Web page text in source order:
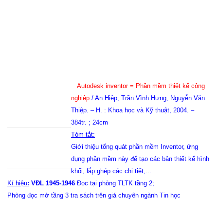
Autodesk inventor = Phần mềm thiết kế công
nghiệp / An Hiệp, Trần Vĩnh Hưng, Nguyễn Văn
Thiệp. – H. : Khoa học và Kỹ thuật, 2004. –
384tr. ; 24cm
Tóm tắt:
Giới thiệu tổng quát phần mềm Inventor, ứng
dụng phần mềm này để tạo các bản thiết kế hình
khối, lắp ghép các chi tiết,…
Kí hiệu: VĐL 1945-1946 Đọc tại phòng TLTK tầng 2;
Phòng đọc mở tầng 3 tra sách trên giá chuyên ngành Tin học